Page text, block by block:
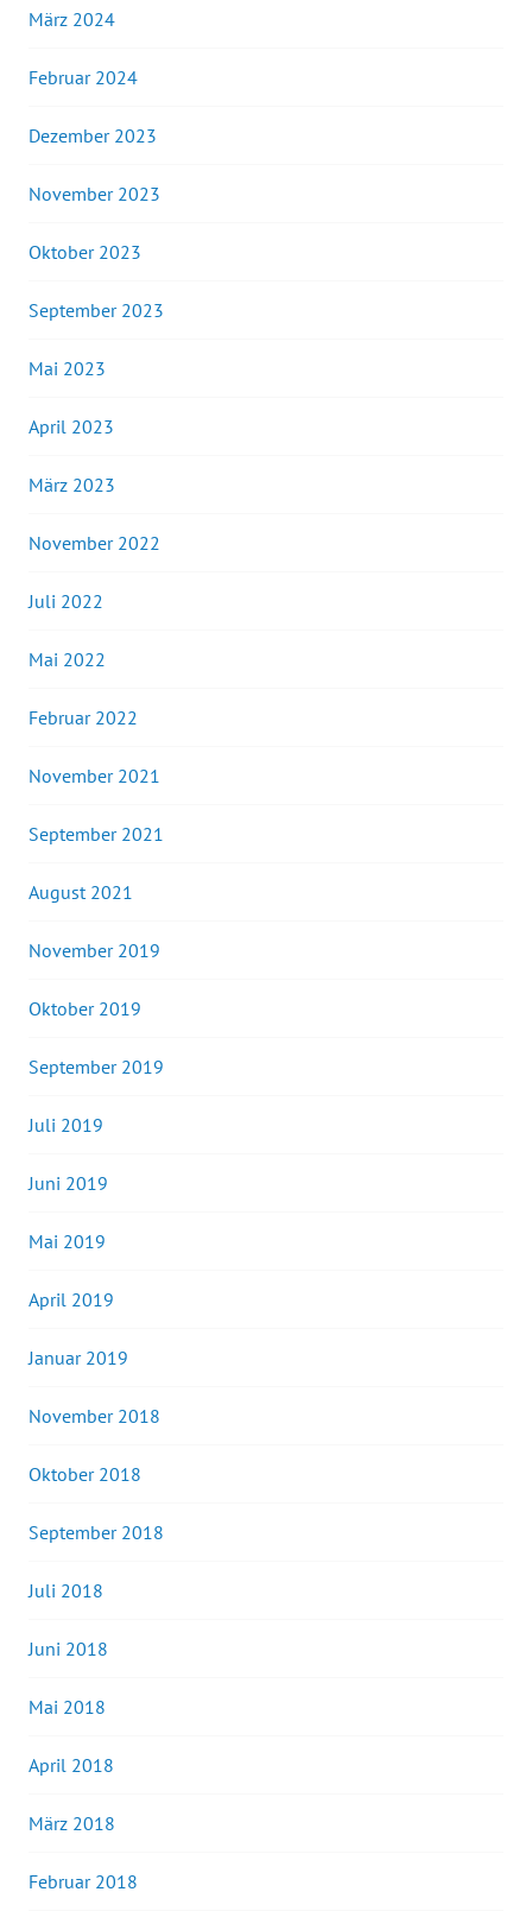
März 2024
Februar 2024
Dezember 2023
November 2023
Oktober 2023
September 2023
Mai 2023
April 2023
März 2023
November 2022
Juli 2022
Mai 2022
Februar 2022
November 2021
September 2021
August 2021
November 2019
Oktober 2019
September 2019
Juli 2019
Juni 2019
Mai 2019
April 2019
Januar 2019
November 2018
Oktober 2018
September 2018
Juli 2018
Juni 2018
Mai 2018
April 2018
März 2018
Februar 2018